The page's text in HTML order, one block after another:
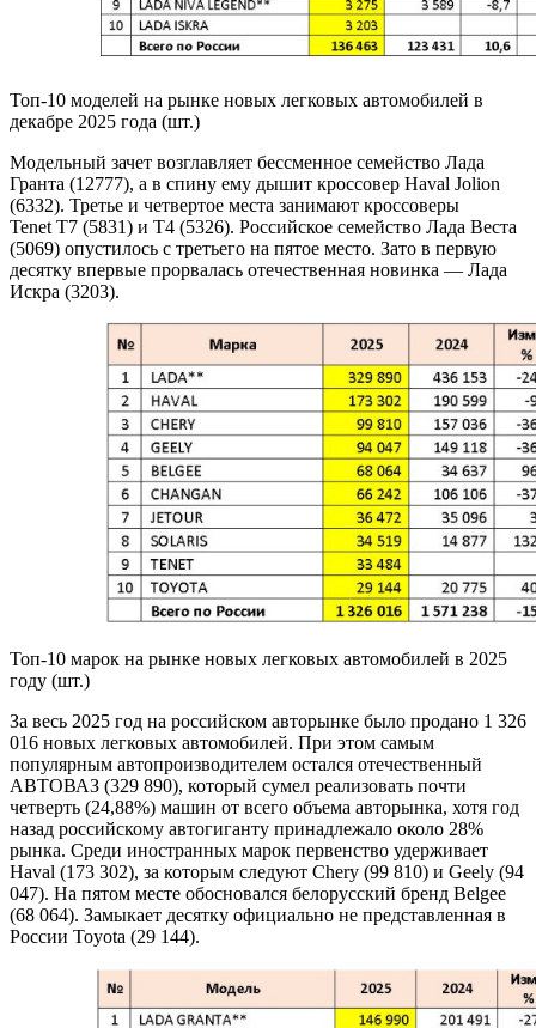
Топ-10 моделей на рынке новых легковых автомобилей в
декабре 2025 года (шт.)
Модельный зачет возглавляет бессменное семейство Лада
Гранта (12777), а в спину ему дышит кроссовер Haval Jolion
(6332). Третье и четвертое места занимают кроссоверы
Tenet Т7 (5831) и Т4 (5326). Российское семейство Лада Веста
(5069) опустилось с третьего на пятое место. Зато в первую
десятку впервые прорвалась отечественная новинка — Лада
Искра (3203).
Топ-10 марок на рынке новых легковых автомобилей в 2025
году (шт.)
За весь 2025 год на российском авторынке было продано 1 326
016 новых легковых автомобилей. При этом самым
популярным автопроизводителем остался отечественный
АВТОВАЗ (329 890), который сумел реализовать почти
четверть (24,88%) машин от всего объема авторынка, хотя год
назад российскому автогиганту принадлежало около 28%
рынка. Среди иностранных марок первенство удерживает
Haval (173 302), за которым следуют Chery (99 810) и Geely (94
047). На пятом месте обосновался белорусский бренд Belgee
(68 064). Замыкает десятку официально не представленная в
России Toyota (29 144).